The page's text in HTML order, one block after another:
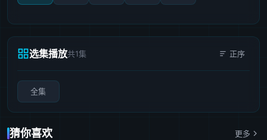
选集播放共1集 正序
全集
猜你喜欢 更多